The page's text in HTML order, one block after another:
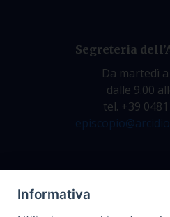
Segreteria
Da martedì
dalle 9.00
tel. +39
Informativa